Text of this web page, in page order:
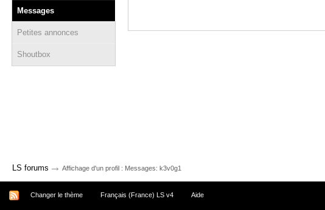
Messages
Petites annonces
Shoutbox
LS forums → Affichage d'un profil : Messages: k3v0g1
Changer le thème Français (France) LS v4 Aide